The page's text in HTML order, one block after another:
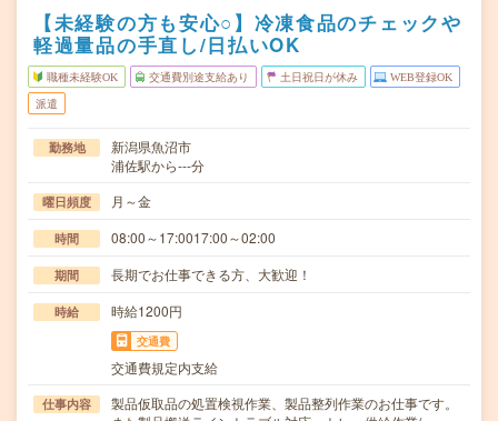
【未経験の方も安心○】冷凍食品のチェックや
軽過量品の手直し/日払いOK
職種未経験OK 交通費別途支給あり 土日祝日が休み WEB登録OK
派遣
勤務地
新潟県魚沼市
浦佐駅から---分
曜日頻度 月～金
時間 08:00～17:0017:00～02:00
期間 長期でお仕事できる方、大歓迎！
時給 時給1200円
交通費
交通費規定内支給
仕事内容
製品仮取品の処置検視作業、製品整列作業のお仕事です。